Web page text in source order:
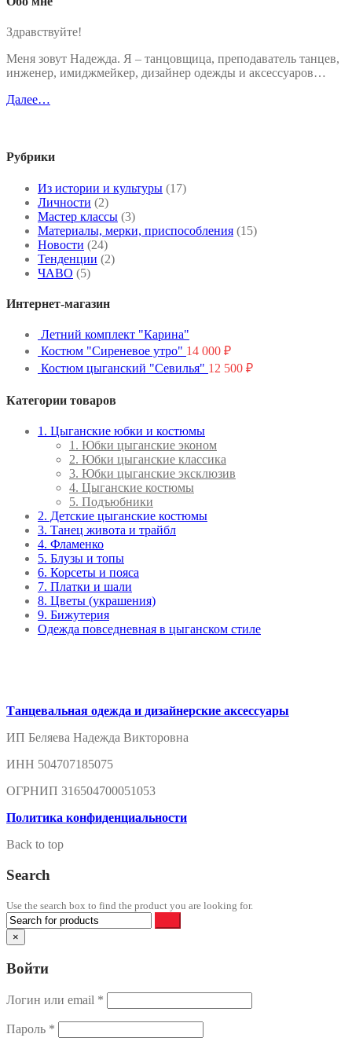
Здравствуйте!
Меня зовут Надежда. Я – танцовщица, преподаватель танцев,
инженер, имиджмейкер, дизайнер одежды и аксессуаров…
Далее…
Рубрики
Из истории и культуры (17)
Личности (2)
Мастер классы (3)
Материалы, мерки, приспособления (15)
Новости (24)
Тенденции (2)
ЧАВО (5)
Интернет-магазин
Летний комплект "Карина"
Костюм "Сиреневое утро" 14 000 ₽
Костюм цыганский "Севилья" 12 500 ₽
Категории товаров
1. Цыганские юбки и костюмы
1. Юбки цыганские эконом
2. Юбки цыганские классика
3. Юбки цыганские эксклюзив
4. Цыганские костюмы
5. Подъюбники
2. Детские цыганские костюмы
3. Танец живота и трайбл
4. Фламенко
5. Блузы и топы
6. Корсеты и пояса
7. Платки и шали
8. Цветы (украшения)
9. Бижутерия
Одежда повседневная в цыганском стиле
Танцевальная одежда и дизайнерские аксессуары
ИП Беляева Надежда Викторовна
ИНН 504707185075
ОГРНИП 316504700051053
Политика конфиденциальности
Back to top
Search
Use the search box to find the product you are looking for.
×
Войти
Логин или email *
Пароль *